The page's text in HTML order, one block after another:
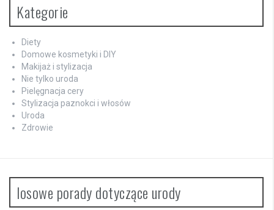
Kategorie
Diety
Domowe kosmetyki i DIY
Makijaż i stylizacja
Nie tylko uroda
Pielęgnacja cery
Stylizacja paznokci i włosów
Uroda
Zdrowie
losowe porady dotyczące urody